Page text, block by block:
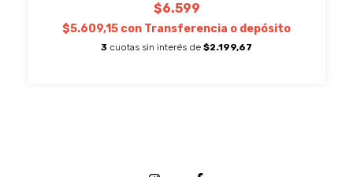
$6.599
$5.609,15 con Transferencia o depósito
3 cuotas sin interés de $2.199,67